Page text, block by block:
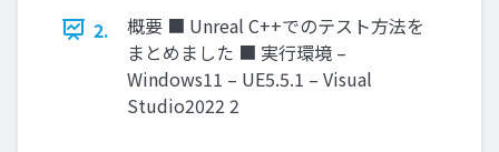
2.
概要 ■ Unreal C++でのテスト方法を
まとめました ■ 実行環境 –
Windows11 – UE5.5.1 – Visual
Studio2022 2